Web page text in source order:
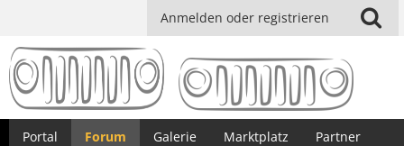
Anmelden oder registrieren
Portal Forum Galerie Marktplatz Partner